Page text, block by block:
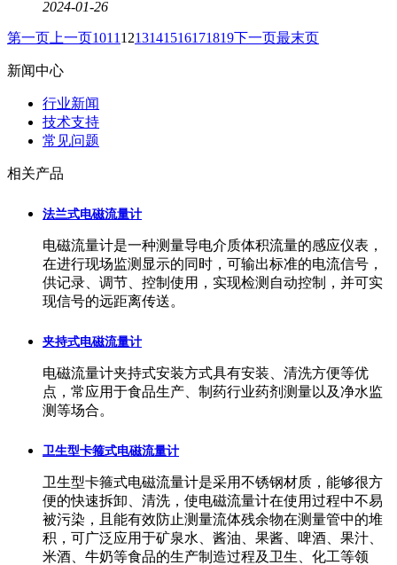
2024-01-26
第一页 上一页1011 1213141516171819下一页最末页
新闻中心
行业新闻
技术支持
常见问题
相关产品
法兰式电磁流量计
电磁流量计是一种测量导电介质体积流量的感应仪表，
在进行现场监测显示的同时，可输出标准的电流信号，
供记录、调节、控制使用，实现检测自动控制，并可实
现信号的远距离传送。
夹持式电磁流量计
电磁流量计夹持式安装方式具有安装、清洗方便等优
点，常应用于食品生产、制药行业药剂测量以及净水监
测等场合。
卫生型卡箍式电磁流量计
卫生型卡箍式电磁流量计是采用不锈钢材质，能够很方
便的快速拆卸、清洗，使电磁流量计在使用过程中不易
被污染，且能有效防止测量流体残余物在测量管中的堆
积，可广泛应用于矿泉水、酱油、果酱、啤酒、果汁、
米酒、牛奶等食品的生产制造过程及卫生、化工等领